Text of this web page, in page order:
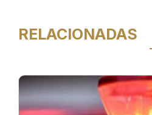
RELACIONADAS